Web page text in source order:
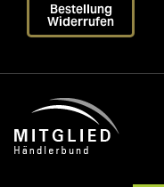
Bestellung
Widerrufen